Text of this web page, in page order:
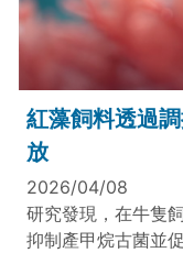
紅藻飼料透過
放
2026/04/08
研究發現，在牛隻
抑制產甲烷古菌並